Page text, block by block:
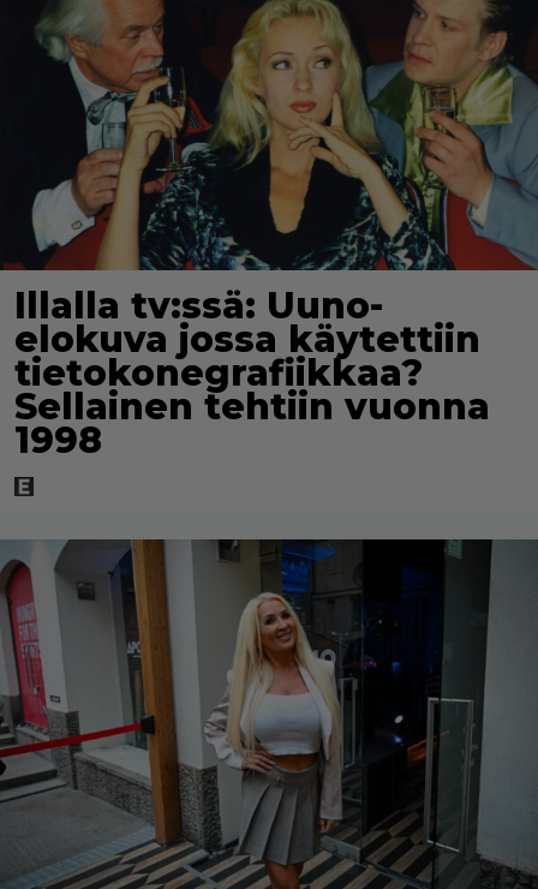
Illalla tv:ssä: Uuno-
elokuva jossa käytettiin
tietokonegrafiikkaa?
Sellainen tehtiin vuonna
1998